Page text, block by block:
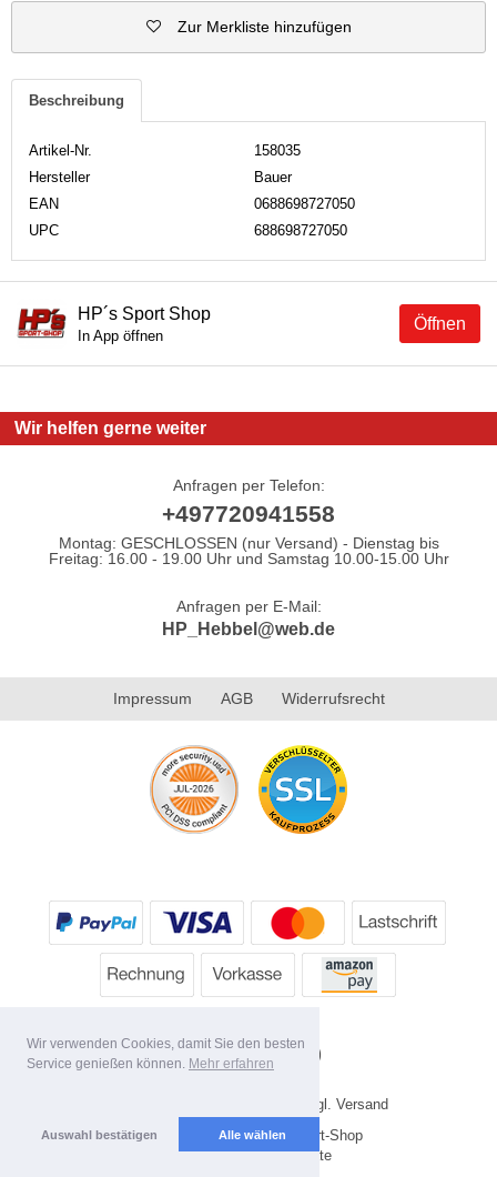
Wir verwenden Cookies, damit Sie den besten
Service genießen können. Mehr erfahren
Auswahl bestätigen Alle wählen
Zur Merkliste hinzufügen
Beschreibung
Artikel-Nr.
158035
Hersteller
Bauer
EAN
0688698727050
UPC
688698727050
Öffnen
HP´s Sport Shop
In App öffnen
Wir helfen gerne weiter
Anfragen per Telefon:
+497720941558
Montag: GESCHLOSSEN (nur Versand) - Dienstag bis
Freitag: 16.00 - 19.00 Uhr und Samstag 10.00-15.00 Uhr
Anfragen per E-Mail:
HP_Hebbel@web.de
Impressum AGB Widerrufsrecht
* Alle Preise inkl. MwSt. evtl. zzgl. Versand
Copyright 2026 by HP's Sport-Shop
Mobile Shop by Shopgate